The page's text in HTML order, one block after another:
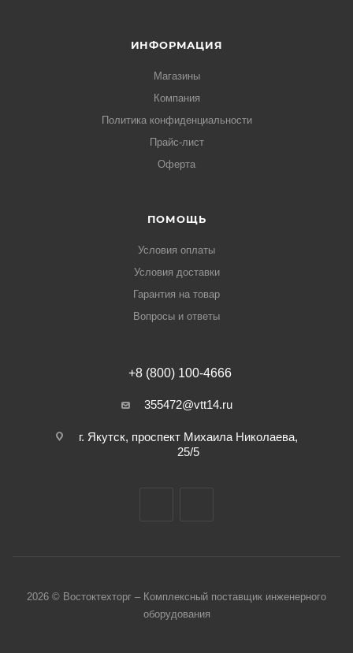
ИНФОРМАЦИЯ
Магазины
Компания
Политика конфиденциальности
Прайс-лист
Оферта
ПОМОЩЬ
Условия оплаты
Условия доставки
Гарантия на товар
Вопросы и ответы
+8 (800) 100-4666
355472@vtt14.ru
г. Якутск, проспект Михаила Николаева,
25/5
2026 © Востоктехторг – Комплексный поставщик инженерного
оборудования